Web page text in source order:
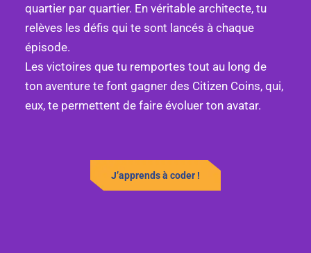
quartier par quartier. En véritable architecte, tu
relèves les défis qui te sont lancés à chaque
épisode.
Les victoires que tu remportes tout au long de
ton aventure te font gagner des Citizen Coins, qui,
eux, te permettent de faire évoluer ton avatar.
J’apprends à coder !